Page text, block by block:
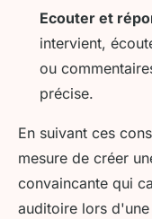
Ecouter et
intervient,
ou
précise.
En suivant ces
mesure de créer
convaincante qui
auditoire lors